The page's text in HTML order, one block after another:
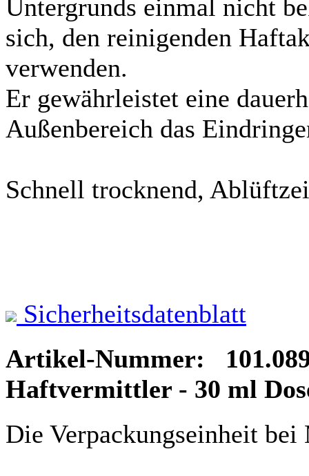
Untergrunds einmal nicht
sich, den reinigenden
verwenden.
Er gewährleistet eine
Außenbereich das
Schnell trocknend,
Sicherheitsdatenblatt
Artikel-Nummer:
Haftvermittler - 30 ml
Die Verpackungseinheit